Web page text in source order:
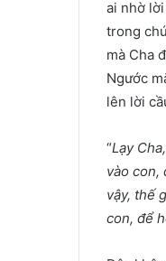
ai nhờ
trong
mà Cha
Ngước
lên lời
“Lạy
vào con,
vậy, thế
con, để